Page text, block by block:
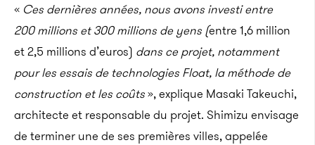
« Ces dernières années, nous avons investi entre
200 millions et 300 millions de yens (entre 1,6 million
et 2,5 millions d’euros) dans ce projet, notamment
pour les essais de technologies Float, la méthode de
construction et les coûts», explique Masaki Takeuchi,
architecte et responsable du projet. Shimizu envisage
de terminer une de ses premières villes, appelée